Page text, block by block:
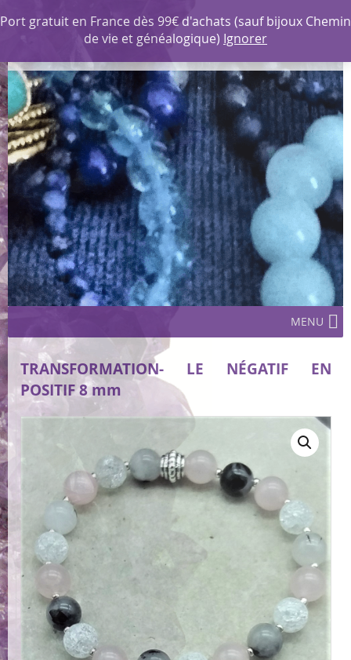
Les Corazines Créations
MENU
TRANSFORMATION- LE NÉGATIF EN
POSITIF 8 mm
Port gratuit en France dès 99€ d'achats (sauf bijoux Chemin
de vie et généalogique) Ignorer